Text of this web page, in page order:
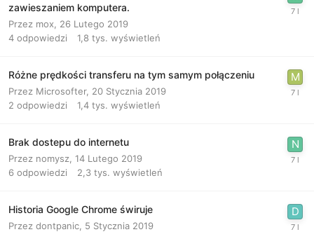
zawieszaniem komputera.
Przez mox
26 Lutego 2019
4 odpowiedzi 1,8 tys. wyświetleń
Różne prędkości transferu na tym samym połączeniu
Przez Microsofter, 20 Stycznia 2019
2 odpowiedzi 1,4 tys. wyświetleń
Brak dostepu do internetu
Przez nomysz 14 Lutego 2019
6 odpowiedzi 2,3 tys. wyświetleń
Historia Google Chrome świruje
Przez dontpanic 5 Stycznia 2019